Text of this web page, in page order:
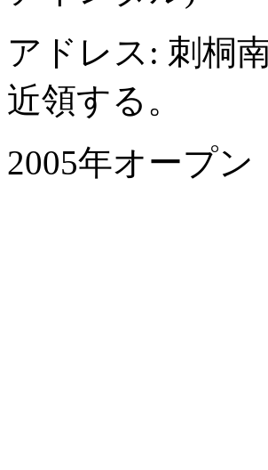
アドレス: 刺桐
近領する。
2005年オープン